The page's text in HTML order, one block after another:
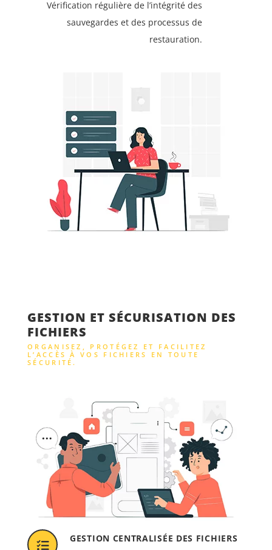
Vérification régulière de l’intégrité des
sauvegardes et des processus de
restauration.
GESTION ET SÉCURISATION DES
FICHIERS
ORGANISEZ, PROTÉGEZ ET FACILITEZ
L’ACCÈS À VOS FICHIERS EN TOUTE
SÉCURITÉ.
GESTION CENTRALISÉE DES FICHIERS